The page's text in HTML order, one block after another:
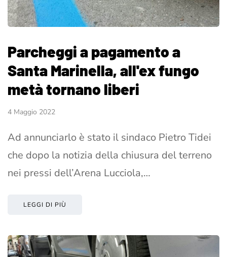
Parcheggi a pagamento a
Santa Marinella, all'ex fungo
metà tornano liberi
4 Maggio 2022
Ad annunciarlo è stato il sindaco Pietro Tidei
che dopo la notizia della chiusura del terreno
nei pressi dell’Arena Lucciola,…
LEGGI DI PIÙ